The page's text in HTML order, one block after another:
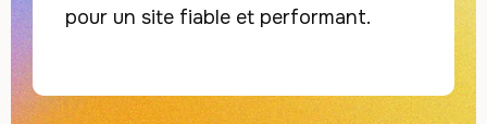
pour un site fiable et performant.